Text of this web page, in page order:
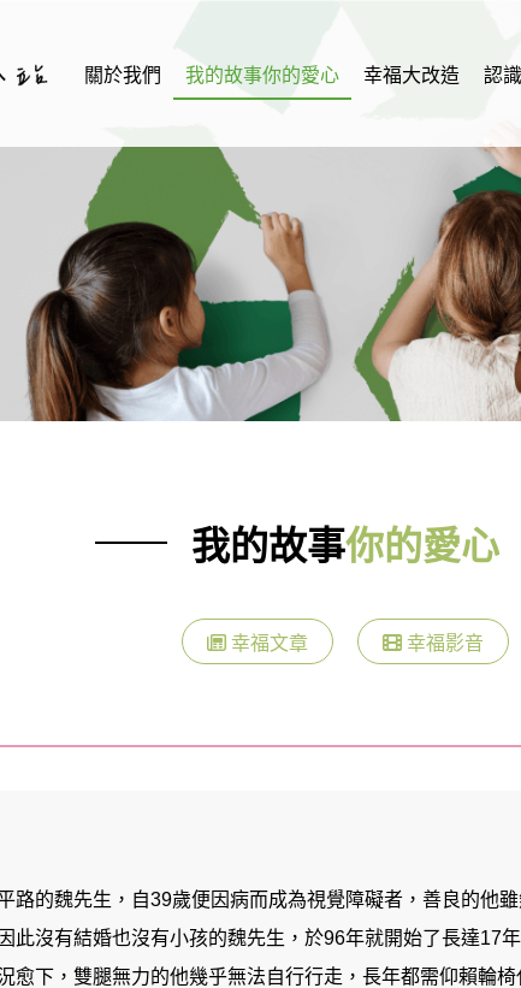
幸福小站
關於我們 我的故事你的愛心 幸福大改造 認
我的故事你的愛心
幸福文章 幸福影音
路的魏先生，自39歲便因病而成為視覺障礙者，善良的他
此沒有結婚也沒有小孩的魏先生，於96年就開始了長達17
愈下，雙腿無力的他幾乎無法自行行走，長年都需仰賴輪